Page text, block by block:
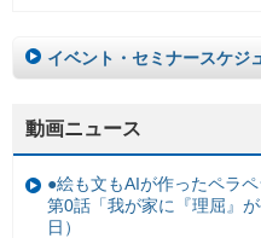
イベント・セミナースケジ
動画ニュース
●絵も文もAIが作ったペラ
第0話「我が家に『理屈』
日）